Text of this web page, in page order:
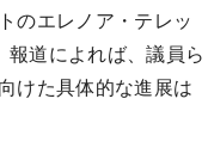
のエレノア・テレッ
道によれば、議員ら
けた具体的な進展は